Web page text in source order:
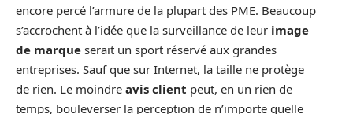
encore percé l’armure de la plupart des PME. Beaucoup
s’accrochent à l’idée que la surveillance de leur image
de marque serait un sport réservé aux grandes
entreprises. Sauf que sur Internet, la taille ne protège
de rien. Le moindre avis client peut, en un rien de
temps, bouleverser la perception de n’importe quelle